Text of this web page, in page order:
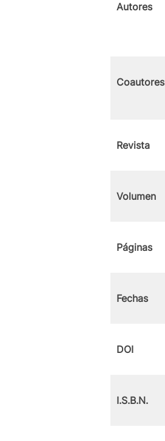
Autores
Coautores
Revista
Volumen
Páginas
Fechas
DOI
I.S.B.N.